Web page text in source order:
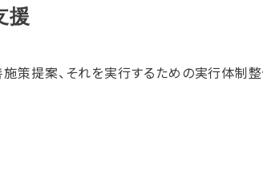
援
策提案、それを実行するための実行体制